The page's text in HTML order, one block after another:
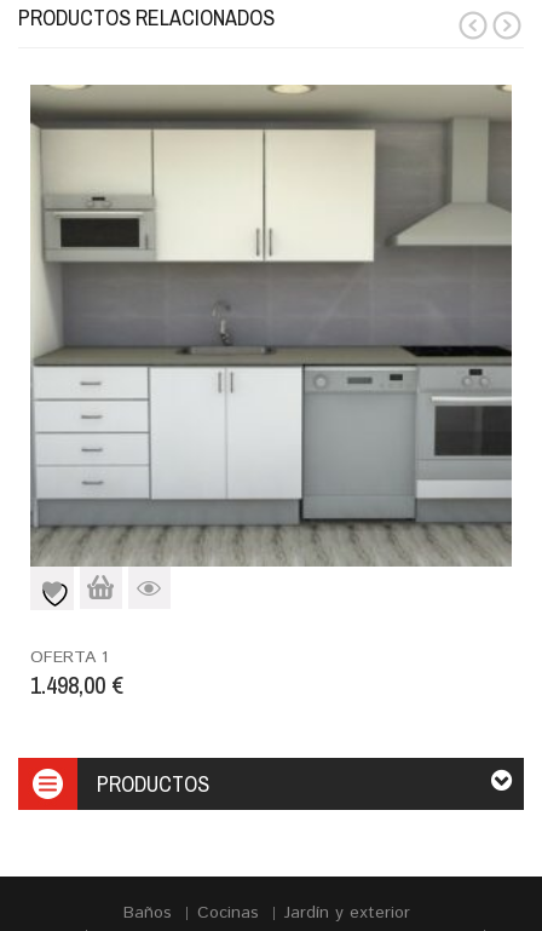
PRODUCTOS RELACIONADOS
OFERTA 1
1.498,00 €
prev next
PRODUCTOS
Baños Cocinas
Jardín y exterior